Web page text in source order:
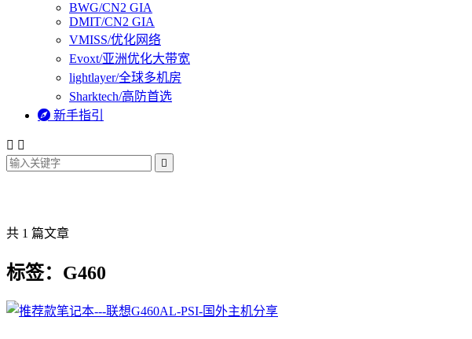
BWG/CN2 GIA
DMIT/CN2 GIA
VMISS/优化网络
Evoxt/亚洲优化大带宽
lightlayer/全球多机房
Sharktech/高防首选
 新手指引
 

共 1 篇文章
标签：G460